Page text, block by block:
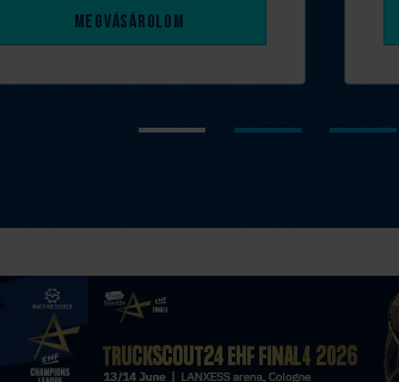
Megvásárolom